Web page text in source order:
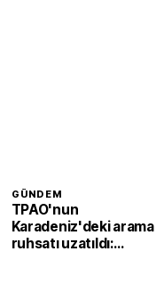
GÜNDEM
TPAO'nun
Karadeniz'deki arama
ruhsatı uzatıldı: